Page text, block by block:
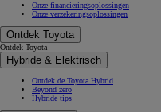
Onze financieringsoplossingen
Onze verzekeringsoplossingen
Ontdek Toyota
Ontdek Toyota
Hybride & Elektrisch
Ontdek de Toyota Hybrid
Beyond zero
Hybride tips